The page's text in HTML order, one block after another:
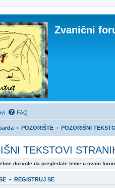
Zvanični
FAQ
POZORIŠTE POZORIŠNI
TEKSTOVI
dozvole da pregledate teme u ovom
• REGISTRUJ SE